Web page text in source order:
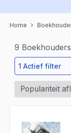
Home
9
1 Actief filter